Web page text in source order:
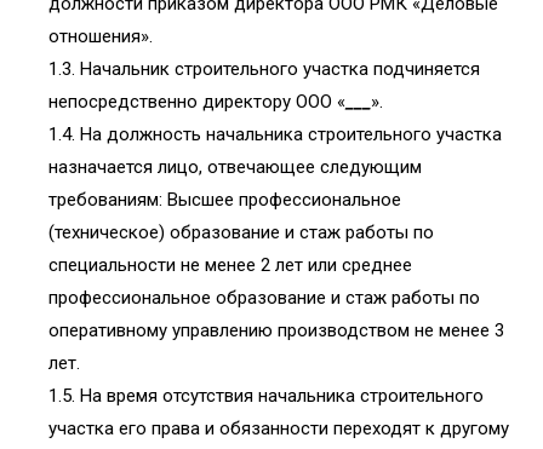
отношения».
1.3. Начальник строительного участка подчиняется
непосредственно директору ООО «
».
1.4. На должность начальника строительного участка
назначается лицо, отвечающее следующим
требованиям: Высшее профессиональное
(техническое) образование и стаж работы по
специальности не менее 2 лет или среднее
профессиональное образование и стаж работы по
оперативному управлению производством не менее 3
лет.
1.5. На время отсутствия начальника строительного
участка его права и обязанности переходят к другому